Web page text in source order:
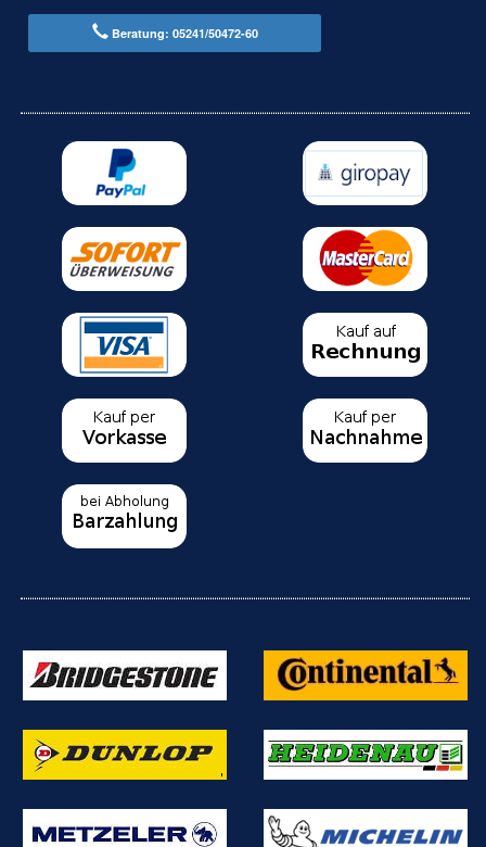
Beratung: 05241/50472-60